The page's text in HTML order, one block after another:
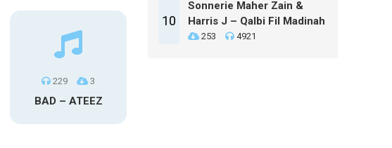
229 3
BAD – ATEEZ
10
Sonnerie Maher Zain &
Harris J – Qalbi Fil Madinah
253 4921